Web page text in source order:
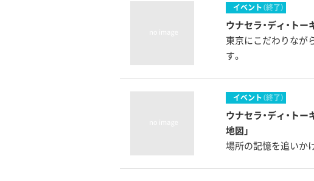
イベント （終了）
ウナセラ・ディ・ト
東京にこだわりなが
す。
イベント （終了）
ウナセラ・ディ・ト
地図」
場所の記憶を追いか